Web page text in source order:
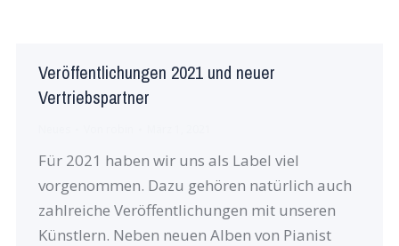
Veröffentlichungen 2021 und neuer
Vertriebspartner
Für 2021 haben wir uns als Label viel
vorgenommen. Dazu gehören natürlich auch
zahlreiche Veröffentlichungen mit unseren
Künstlern. Neben neuen Alben von Pianist